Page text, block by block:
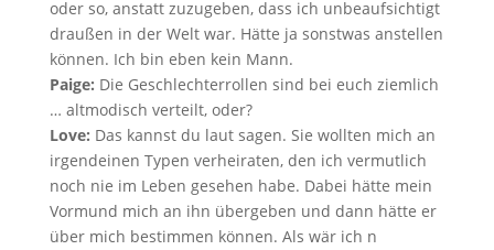
oder so, anstatt zuzugeben, dass ich unbeaufsichtigt
draußen in der Welt war. Hätte ja sonstwas anstellen
können. Ich bin eben kein Mann.
Paige: Die Geschlechterrollen sind bei euch ziemlich
… altmodisch verteilt, oder?
Love: Das kannst du laut sagen. Sie wollten mich an
irgendeinen Typen verheiraten, den ich vermutlich
noch nie im Leben gesehen habe. Dabei hätte mein
Vormund mich an ihn übergeben und dann hätte er
über mich bestimmen können. Als wär ich n